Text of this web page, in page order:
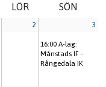
LÖR SÖN
2 3
16:00 A-lag:
Månstads IF -
Rångedala IK